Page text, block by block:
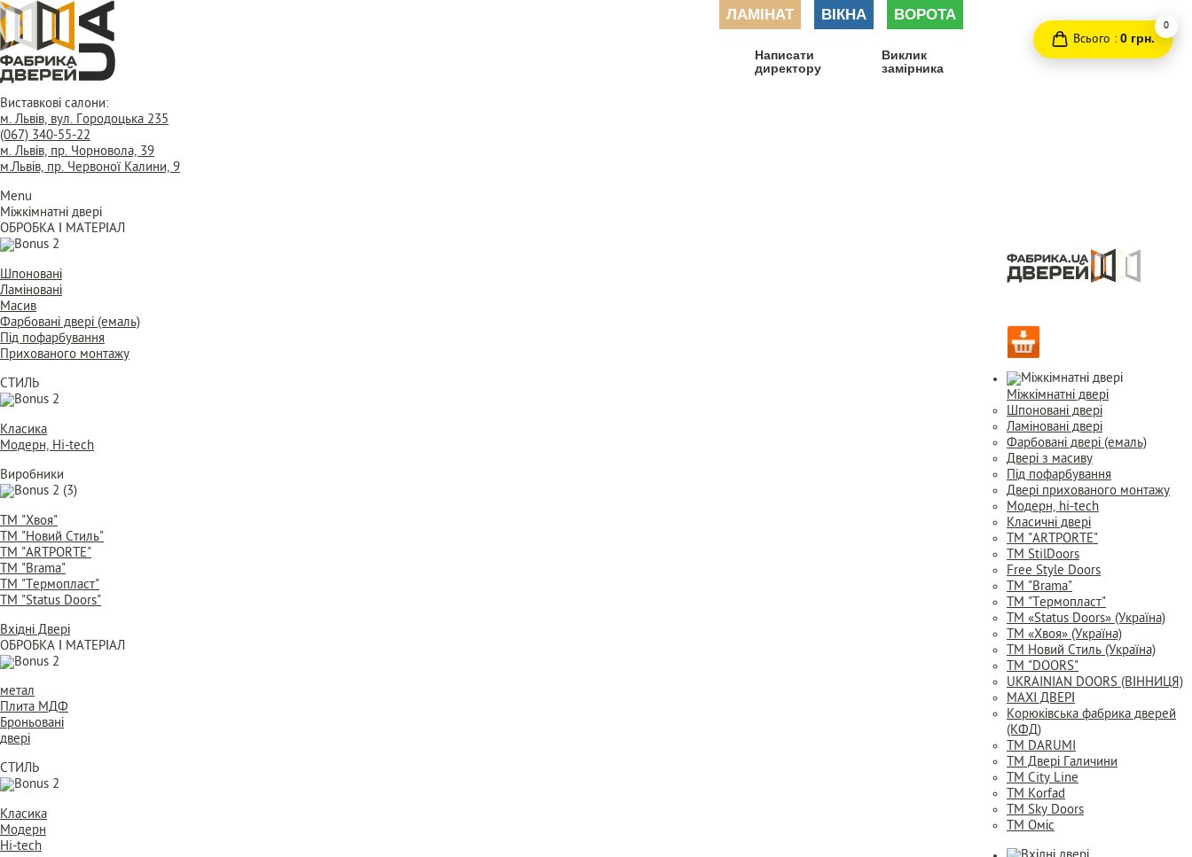
Виставкові салони:
м. Львів, вул. Городоцька 235
(067) 340-55-22
м. Львів, пр. Чорновола, 39
м.Львів, пр. Червоної Калини, 9
ЛАМІНАТ ВІКНА ВОРОТА
Написати
директору
Виклик
замірника
Всього : 0 грн.
0
Menu
Міжкімнатні двері
ОБРОБКА І МАТЕРІАЛ
Шпоновані
Ламіновані
Масив
Фарбовані двері (емаль)
Під пофарбування
Прихованого монтажу
СТИЛЬ
Класика
Модерн, Hi-tech
Виробники
ТМ "Хвоя"
ТМ "Новий Стиль"
ТМ "ARTPORTE"
ТМ "Brama"
ТМ "Термопласт"
ТМ "Status Doors"
Вхідні Двері
ОБРОБКА І МАТЕРІАЛ
метал
Плита МДФ
Броньовані
двері
СТИЛЬ
Класика
Модерн
Hi-tech
Міжкімнатні двері
Шпоновані двері
Ламіновані двері
Фарбовані двері (емаль)
Двері з масиву
Під пофарбування
Двері прихованого монтажу
Модерн, hi-tech
Класичні двері
ТМ "ARTPORTE"
ТМ StilDoors
Free Style Doors
ТМ "Brama"
ТМ "Термопласт"
ТМ «Status Doors» (Україна)
ТМ «Хвоя» (Україна)
ТМ Новий Стиль (Україна)
ТМ "DOORS"
UKRAINIAN DOORS (ВІННИЦЯ)
MAXI ДВЕРІ
Корюківська фабрика дверей
(КФД)
ТМ DARUMI
ТМ Двері Галичини
ТМ City Line
ТМ Korfad
ТМ Sky Doors
ТМ Оміс